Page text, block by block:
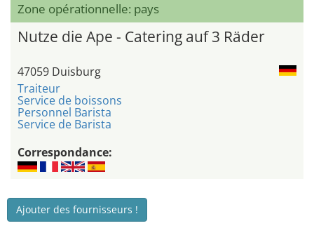
Zone opérationnelle: pays
Nutze die Ape - Catering auf 3 Räder
47059 Duisburg
Traiteur
Service de boissons
Personnel Barista
Service de Barista
Correspondance:
Ajouter des fournisseurs !